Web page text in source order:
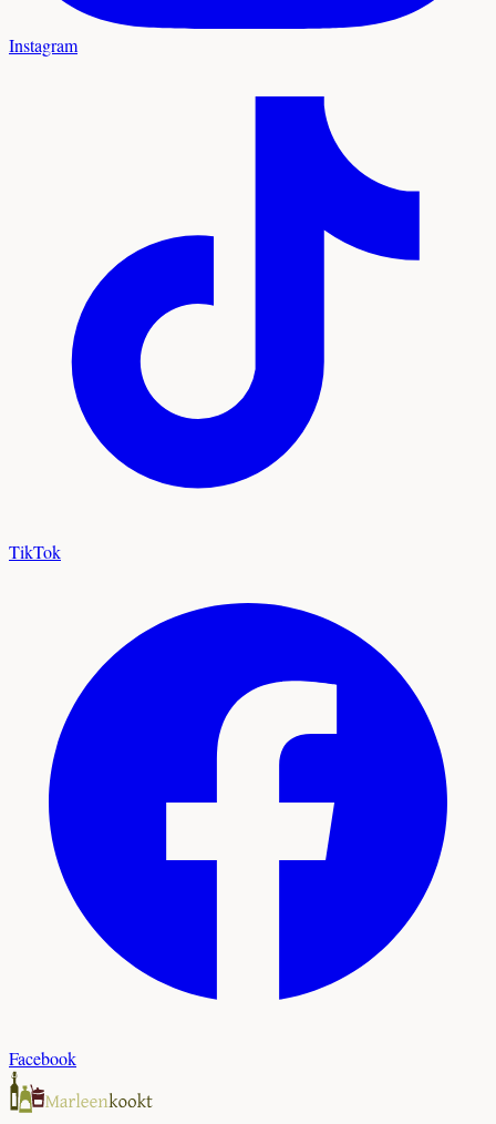
Instagram
TikTok
Facebook